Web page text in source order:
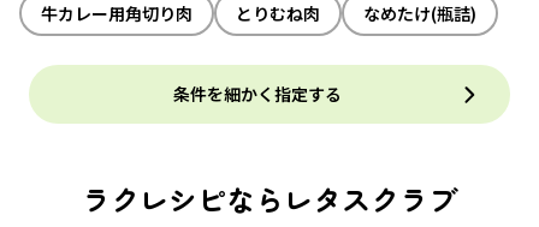
牛カレー用角切り肉
とりむね肉 なめたけ(瓶詰)
条件を細かく指定する
ラクレシピならレタスクラブ